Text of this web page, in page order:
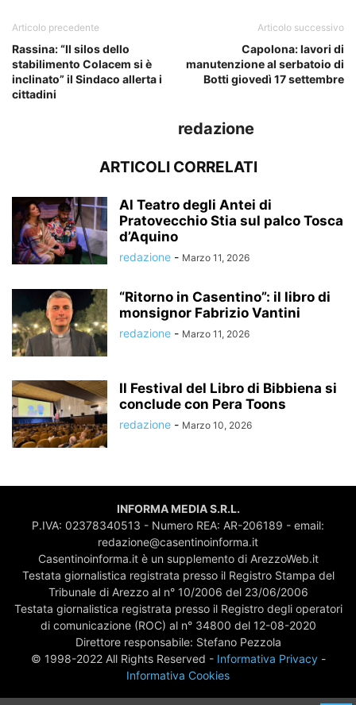
Articolo precedente
Rassina: “Il silos dello
stabilimento Colacem si è
inclinato” il Sindaco allerta i
cittadini
Articolo successivo
Capolona: lavori di
manutenzione al serbatoio di
Botti giovedì 17 settembre
redazione
ARTICOLI CORRELATI
Al Teatro degli Antei di
Pratovecchio Stia sul palco Tosca
d’Aquino
redazione - Marzo 11, 2026
“Ritorno in Casentino”: il libro di
monsignor Fabrizio Vantini
redazione - Marzo 11, 2026
Il Festival del Libro di Bibbiena si
conclude con Pera Toons
redazione - Marzo 10, 2026
INFORMA MEDIA S.R.L.
P.IVA: 02378340513 - Numero REA: AR-206189 - email:
redazione@casentinoinforma.it
Casentinoinforma.it è un supplemento di ArezzoWeb.it
Testata giornalistica registrata presso il Registro Stampa del
Tribunale di Arezzo al n° 10/2006 del 23/06/2006
Testata giornalistica registrata presso il Registro degli operatori
di comunicazione (ROC) al n° 34800 del 12-08-2020
Direttore responsabile: Stefano Pezzola
© 1998-2022 All Rights Reserved - Informativa Privacy-
Informativa Cookies